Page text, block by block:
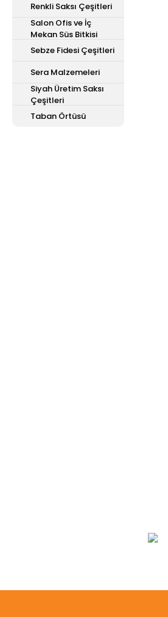
Renkli Saksı Çeşitleri
Salon Ofis ve İç
Mekan Süs Bitkisi
Sebze Fidesi Çeşitleri
Sera Malzemeleri
Siyah Üretim Saksı
Çeşitleri
Taban Örtüsü